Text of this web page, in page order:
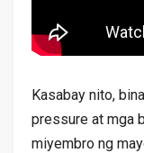
Kasabay nito,
pressure at mga
miyembro ng